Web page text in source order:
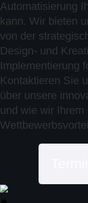
Automatisierung
kann. Wir bieten
von der
Design- und
Implementierung
Kontaktieren Sie
über unsere
und wie wir